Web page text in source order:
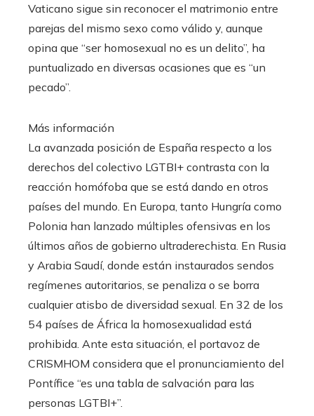
Vaticano sigue sin reconocer el matrimonio entre
parejas del mismo sexo como válido y, aunque
opina que “ser homosexual no es un delito”, ha
puntualizado en diversas ocasiones que es “un
pecado”.
Más información
La avanzada posición de España respecto a los
derechos del colectivo LGTBI+ contrasta con la
reacción homófoba que se está dando en otros
países del mundo. En Europa, tanto Hungría como
Polonia han lanzado múltiples ofensivas en los
últimos años de gobierno ultraderechista. En Rusia
y Arabia Saudí, donde están instaurados sendos
regímenes autoritarios, se penaliza o se borra
cualquier atisbo de diversidad sexual. En 32 de los
54 países de África la homosexualidad está
prohibida. Ante esta situación, el portavoz de
CRISMHOM considera que el pronunciamiento del
Pontífice “es una tabla de salvación para las
personas LGTBI+”.